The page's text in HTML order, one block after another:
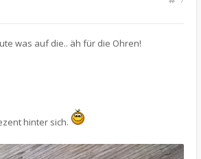
was auf die.. äh für die Ohren!
hinter sich.